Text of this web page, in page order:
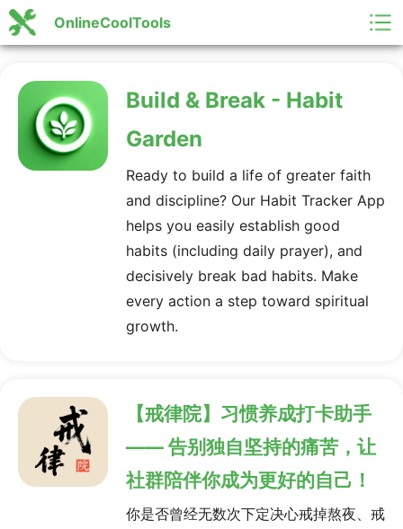
OnlineCoolTools
Build & Break - Habit
Garden
Ready to build a life of greater faith
and discipline? Our Habit Tracker App
helps you easily establish good
habits (including daily prayer), and
decisively break bad habits. Make
every action a step toward spiritual
growth.
【戒律院】习惯养成打卡助手
—— 告别独自坚持的痛苦，让
社群陪伴你成为更好的自己！
你是否曾经无数次下定决心戒掉熬夜、戒